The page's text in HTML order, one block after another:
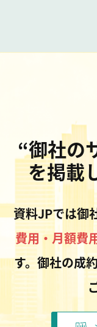
“御社の
を掲載
資料JPでは御
費用・月額費
す。御社の成